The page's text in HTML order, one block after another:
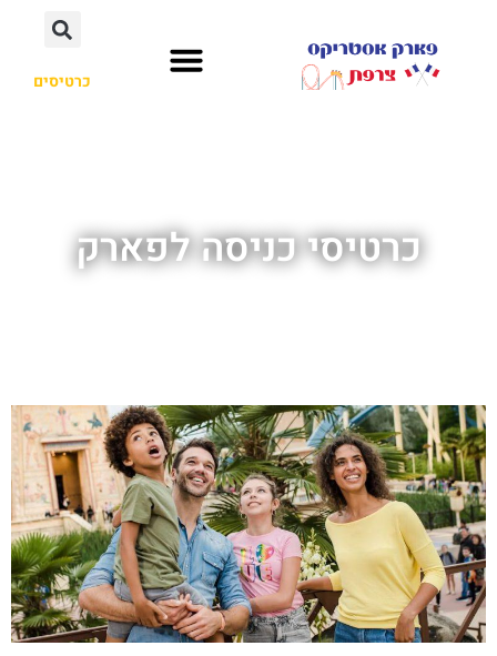
כרטיסים
כרטיסי כניסה לפארק